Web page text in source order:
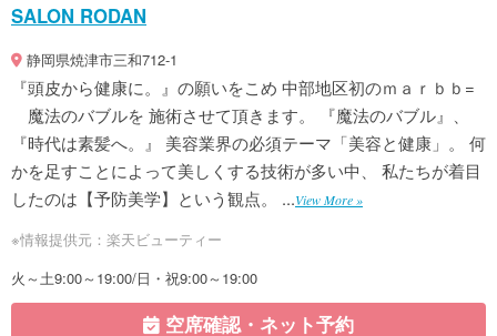
SALON RODAN
静岡県焼津市三和712-1
『頭皮から健康に。』の願いをこめ 中部地区初のｍａｒｂｂ=
魔法のバブルを 施術させて頂きます。 『魔法のバブル』、
『時代は素髪へ。』 美容業界の必須テーマ「美容と健康」。 何
かを足すことによって美しくする技術が多い中、 私たちが着目
したのは【予防美学】という観点。 ...View More »
※情報提供元：楽天ビューティー
火～土9:00～19:00/日・祝9:00～19:00
空席確認・ネット予約